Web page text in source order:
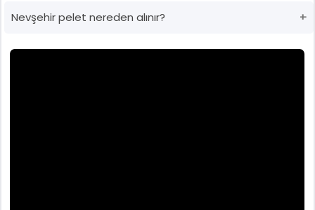
Nevşehir pelet nereden alınır?